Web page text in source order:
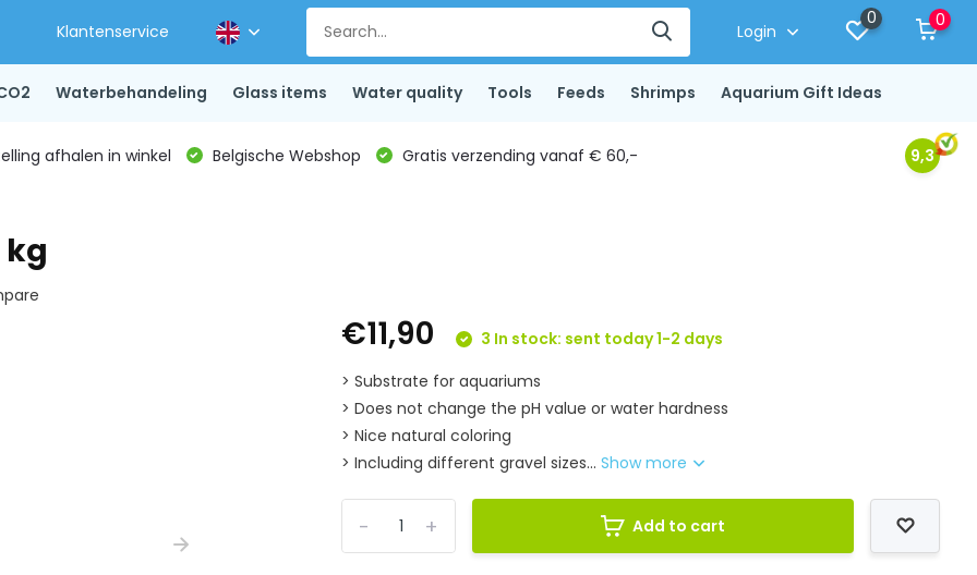
Klantenservice Login
0 0
Waterbehandeling Glass items Water quality Tools Feeds Shrimps Aquarium Gift Ideas
afhalen in winkel Belgische Webshop Gratis verzending vanaf € 60,- 9,3
kg
€11,90
3 In stock: sent today 1-2 days
> Substrate for aquariums
> Does not change the pH value or water hardness
> Nice natural coloring
> Including different gravel sizes...Show more
+
- Add to cart